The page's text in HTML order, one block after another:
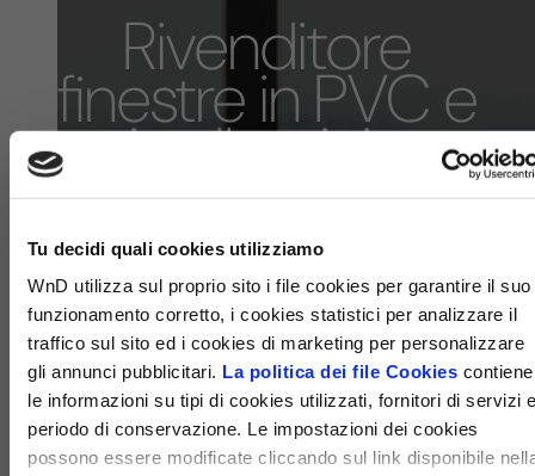
Tu decidi quali cookies utilizziamo
WnD utilizza sul proprio sito i file cookies per garantire il suo
funzionamento corretto, i cookies statistici per analizzare il
traffico sul sito ed i cookies di marketing per personalizzare
gli annunci pubblicitari. La politica dei file Cookies contiene
le informazioni su tipi di cookies utilizzati, fornitori di servizi
periodo di conservazione. Le impostazioni dei cookies
possono essere modificate cliccando sul link disponibile
Rivenditore
finestre in PVC e
in alluminio
WND - RE.RO
SRL